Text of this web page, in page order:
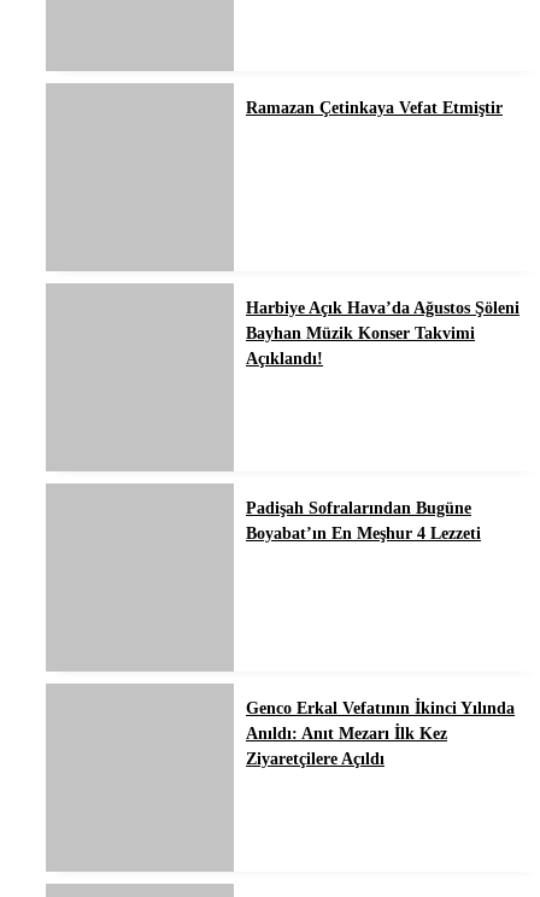
Ramazan Çetinkaya Vefat Etmiştir
Harbiye Açık Hava’da Ağustos Şöleni
Bayhan Müzik Konser Takvimi
Açıklandı!
Padişah Sofralarından Bugüne
Boyabat’ın En Meşhur 4 Lezzeti
Genco Erkal Vefatının İkinci Yılında
Anıldı: Anıt Mezarı İlk Kez
Ziyaretçilere Açıldı